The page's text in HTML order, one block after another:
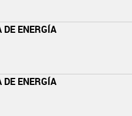
ENERGÍA
ENERGÍA